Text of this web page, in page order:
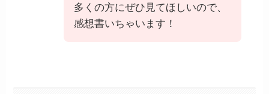
多くの方にぜひ見てほしいので、
感想書いちゃいます！